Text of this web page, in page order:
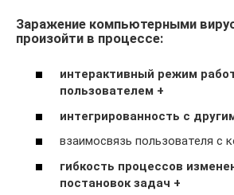
Заражение компьютерными
произойти в процессе:
интерактивный режим
пользователем +
интегрированность с
взаимосвязь пользователя с
гибкость процессов
постановок задач +